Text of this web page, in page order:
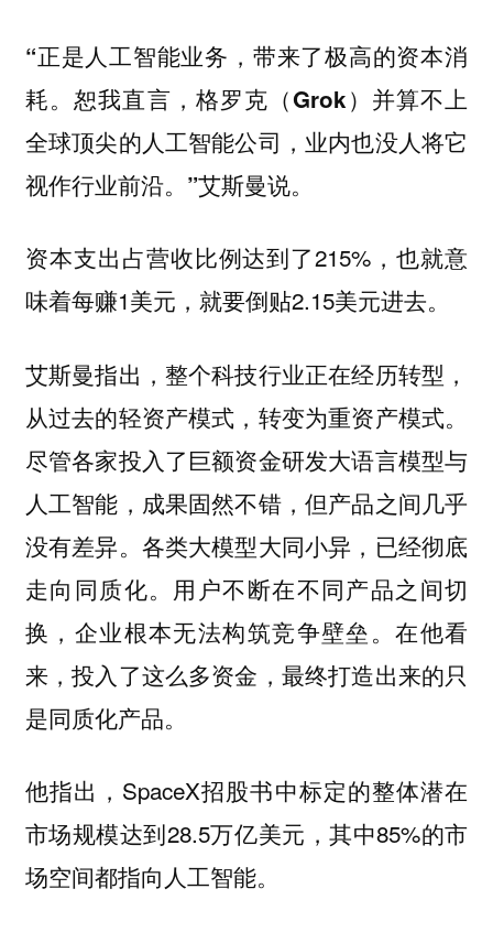
“正是人工智能业务，带来了极高的资本消
耗。恕我直言，格罗克（Grok）并算不上
全球顶尖的人工智能公司，业内也没人将它
视作行业前沿。”艾斯曼说。
资本支出占营收比例达到了215%，也就意
味着每赚1美元，就要倒贴2.15美元进去。
艾斯曼指出，整个科技行业正在经历转型，
从过去的轻资产模式，转变为重资产模式。
尽管各家投入了巨额资金研发大语言模型与
人工智能，成果固然不错，但产品之间几乎
没有差异。各类大模型大同小异，已经彻底
走向同质化。用户不断在不同产品之间切
换，企业根本无法构筑竞争壁垒。在他看
来，投入了这么多资金，最终打造出来的只
是同质化产品。
他指出，SpaceX招股书中标定的整体潜在
市场规模达到28.5万亿美元，其中85%的市
场空间都指向人工智能。